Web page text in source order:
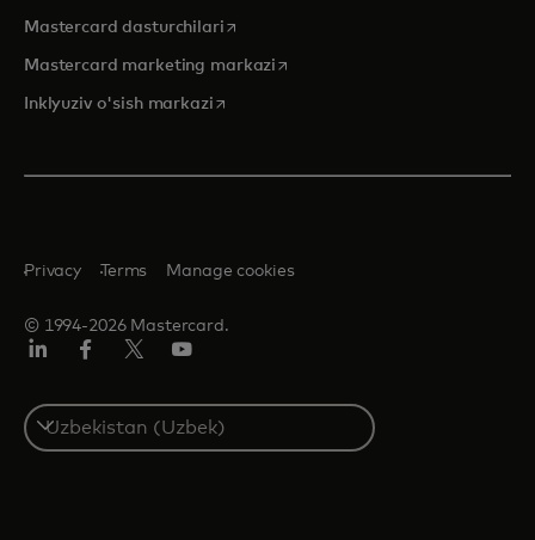
Mastercard dasturchilariopens in a new tab
Mastercard marketing markazi opens in a new tab
Inklyuziv o'sish markaziopens in a new tab
© 1994-2026 Mastercard.
Privacy Terms Manage cookies
Select
a
country